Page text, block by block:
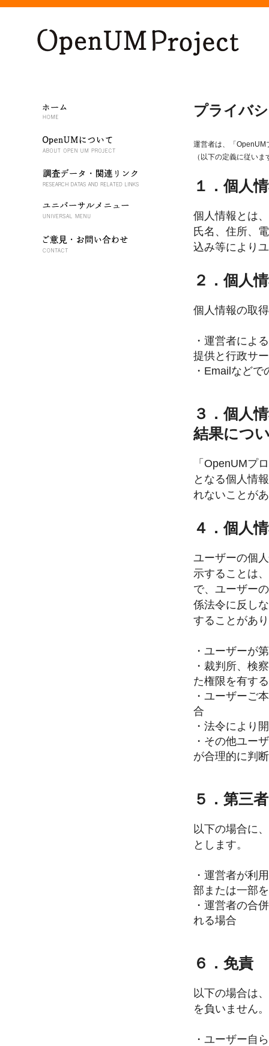
プライバ
運営者は、「OpenUM
（以下の定義に従い
１．個人
個人情報とは
氏名、住所、
込み等により
２．個人
個人情報の取
・運営者によ
提供と行政サ
・Emailなど
３．個人
結果につ
「OpenUMプ
となる個人情
れないことが
４．個人
ユーザーの個
示することは
で、ユーザー
係法令に反し
することがあ
・ユーザーが
・裁判所、検
た権限を有す
・ユーザーご
合
・法令により
・その他ユー
が合理的に判
５．第三
以下の場合に
とします。
・運営者が利
部または一部
・運営者の合
れる場合
６．免責
以下の場合は
を負いません。
・ユーザー自